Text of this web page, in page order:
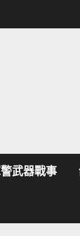
武器戰事